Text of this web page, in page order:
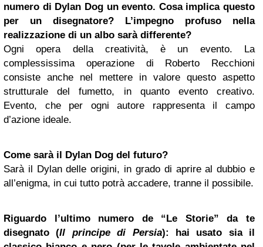
numero di Dylan Dog un evento. Cosa implica questo
per un disegnatore? L’impegno profuso nella
realizzazione di un albo sarà differente?
Ogni opera della creatività, è un evento. La
complessissima operazione di Roberto Recchioni
consiste anche nel mettere in valore questo aspetto
strutturale del fumetto, in quanto evento creativo.
Evento, che per ogni autore rappresenta il campo
d’azione ideale.
Come sarà il Dylan Dog del futuro?
Sarà il Dylan delle origini, in grado di aprire al dubbio e
all’enigma, in cui tutto potrà accadere, tranne il possibile.
Riguardo l’ultimo numero de “Le Storie” da te
disegnato (Il principe di Persia): hai usato sia il